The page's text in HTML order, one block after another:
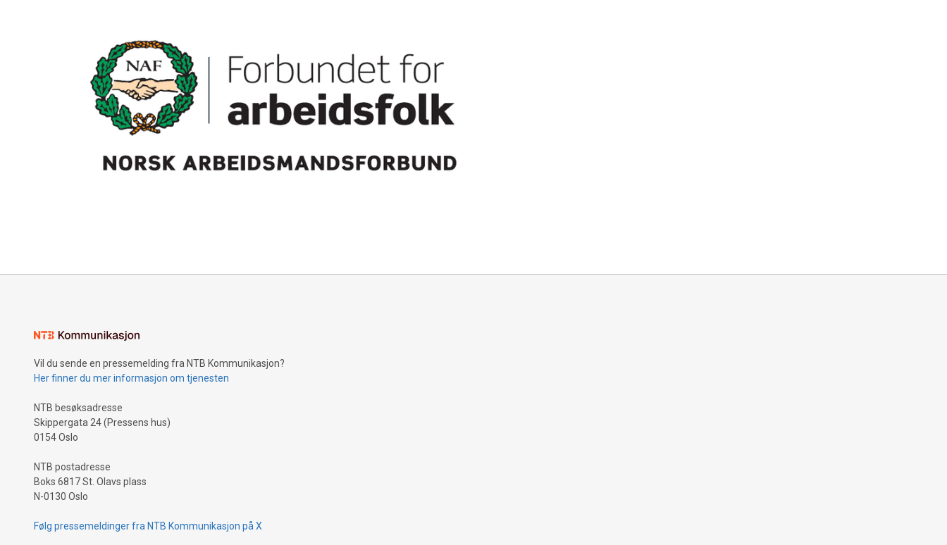
Vil du sende en pressemelding fra NTB Kommunikasjon?
Her finner du mer informasjon om tjenesten
NTB besøksadresse
Skippergata 24 (Pressens hus)
0154 Oslo
NTB postadresse
Boks 6817 St. Olavs plass
N-0130 Oslo
Følg pressemeldinger fra NTB Kommunikasjon på X